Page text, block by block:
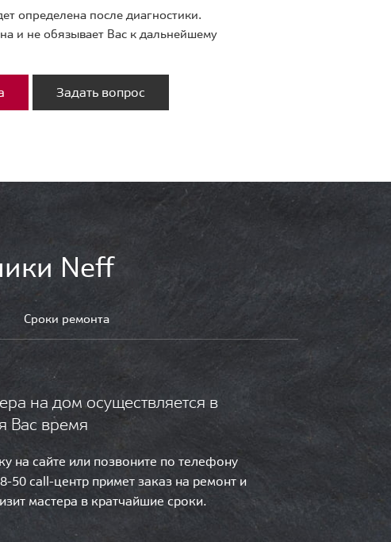
определена после диагностики.
и не обязывает Вас к дальнейшему
Задать вопрос
Neff
Сроки ремонта
на дом осуществляется в
Вас время
на сайте или позвоните по телефону
50 call-центр примет заказ на ремонт и
мастера в кратчайшие сроки.